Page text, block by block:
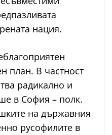
нация.
план. В частност
радикално и
в София – полк.
на държавния
русофилите в